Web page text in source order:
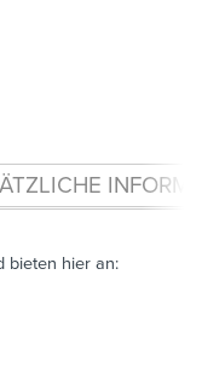
bieten hier an: